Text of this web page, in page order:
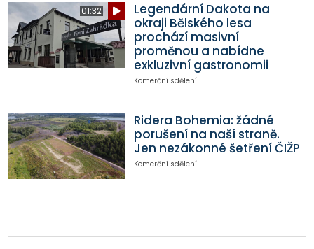
01:32
Legendární Dakota na
okraji Bělského lesa
prochází masivní
proměnou a nabídne
exkluzivní gastronomii
Komerční sdělení
Ridera Bohemia: žádné
porušení na naší straně.
Jen nezákonné šetření ČIŽP
Komerční sdělení